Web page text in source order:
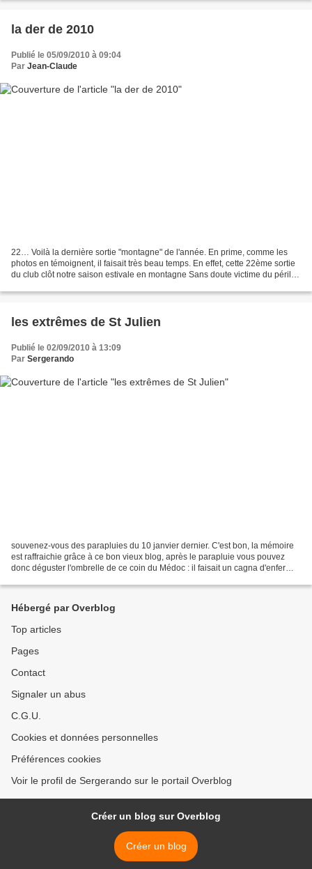
la der de 2010
Publié le 05/09/2010 à 09:04
Par Jean-Claude
22… Voilà la dernière sortie "montagne" de l'année. En prime, comme les
photos en témoignent, il faisait très beau temps. En effet, cette 22ème sortie
du club clôt notre saison estivale en montagne Sans doute victime du péril
les extrêmes de St Julien
Publié le 02/09/2010 à 13:09
Par Sergerando
souvenez-vous des parapluies du 10 janvier dernier. C'est bon, la mémoire
est raffraichie grâce à ce bon vieux blog, après le parapluie vous pouvez
donc déguster l'ombrelle de ce coin du Médoc : il faisait un cagna d'enfer
Hébergé par Overblog
Top articles
Pages
Contact
Signaler un abus
C.G.U.
Cookies et données personnelles
Préférences cookies
Voir le profil de Sergerando sur le portail Overblog
Créer un blog sur Overblog
Créer un blog